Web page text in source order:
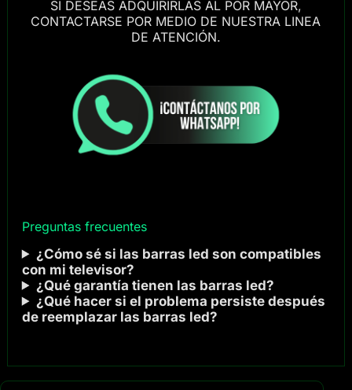
SI DESEAS ADQUIRIRLAS AL POR MAYOR,
CONTACTARSE POR MEDIO DE NUESTRA LINEA
DE ATENCIÓN.
Preguntas frecuentes
¿Cómo sé si las barras led son compatibles
con mi televisor?
¿Qué garantía tienen las barras led?
¿Qué hacer si el problema persiste después
de reemplazar las barras led?